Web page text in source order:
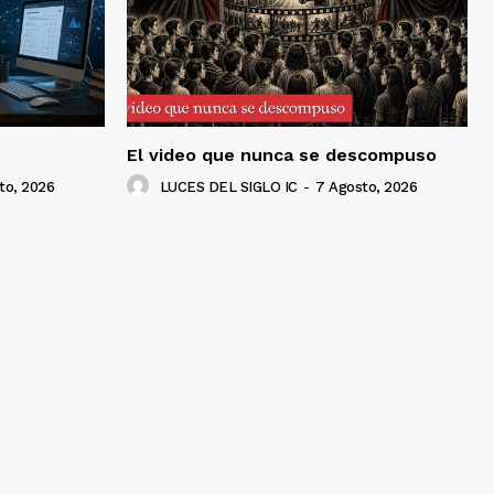
2026
El video que nunca se descompuso
LUCES DEL SIGLO IC - 7 Agosto, 2026